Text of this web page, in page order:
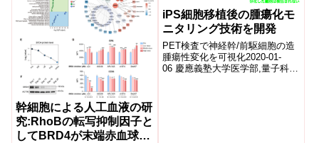
幹細胞による人工血液の研
究:RhoBの転写抑制因子と
してBRD4が末端赤血球生
iPS細胞移植後の腫瘍化モ
ニタリング技術を開発
PET検査で神経幹/前駆細胞の造
腫瘍性変化を可視化2020-01-
06 慶應義塾大学医学部,量子科学